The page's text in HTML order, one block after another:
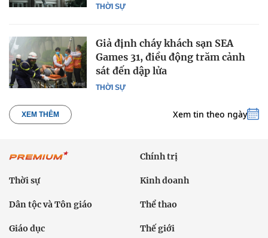
THỜI SỰ
THỜI SỰ
Giả định cháy khách sạn SEA
Games 31, điều động trăm cảnh
sát đến dập lửa
XEM THÊM Xem tin theo ngày
Chính trị
Thời sự Kinh doanh
Dân tộc và Tôn giáo Thể thao
Giáo dục Thế giới